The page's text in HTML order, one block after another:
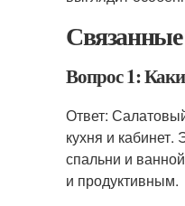
Вопрос 1:
Ответ:
кухня и кабинет.
спальни и
и продуктивным.